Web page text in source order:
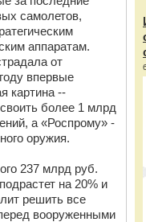
самолетов,
аппаратам.
от
впервые
картина --
более 1 млрд
а «Роспрому» -
оружия.
237 млрд руб.
на 20% и
решить все
вооруженными